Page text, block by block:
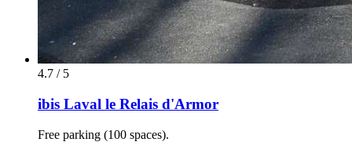
4.7 / 5
ibis Laval le Relais d'Armor
Free parking (100 spaces).